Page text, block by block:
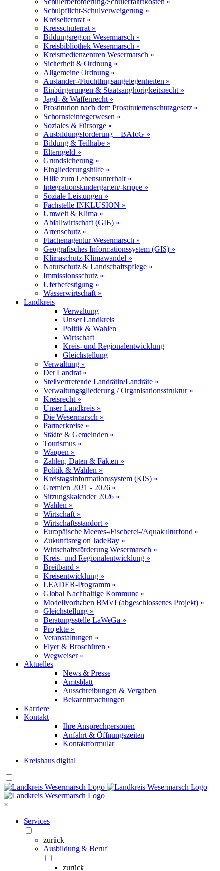
Schülerbeförderung/Schülerfahrtkosten »
Schulpflicht-Schulverweigerung »
Kreiselternrat »
Kreisschülerrat »
Bildungsregion Wesermarsch »
Kreisbibliothek Wesermarsch »
Kreismedienzentren Wesermarsch »
Sicherheit & Ordnung »
Allgemeine Ordnung »
Ausländer-/Flüchtlingsangelegenheiten »
Einbürgerungen & Staatsanghörigkeitsrecht »
Jagd- & Waffenrecht »
Prostitution nach dem Prostituiertenschutzgesetz »
Schornsteinfegerwesen »
Soziales & Fürsorge »
Ausbildungsförderung – BAföG »
Bildung & Teilhabe »
Elterngeld »
Grundsicherung »
Eingliederungshilfe »
Hilfe zum Lebensunterhalt »
Integrationskindergarten/-krippe »
Soziale Leistungen »
Fachstelle INKLUSION »
Umwelt & Klima »
Abfallwirtschaft (GIB) »
Artenschutz »
Flächenagentur Wesermarsch »
Geografisches Informationssystem (GIS) »
Klimaschutz-Klimawandel »
Naturschutz & Landschaftspflege »
Immissionsschutz »
Uferbefestigung »
Wasserwirtschaft »
Landkreis
Verwaltung
Unser Landkreis
Politik & Wahlen
Wirtschaft
Kreis- und Regionalentwicklung
Gleichstellung
Verwaltung »
Der Landrat »
Stellvertretende Landrätin/Landräte »
Verwaltungsgliederung / Organisationsstruktur »
Kreisrecht »
Unser Landkreis »
Die Wesermarsch »
Partnerkreise »
Städte & Gemeinden »
Tourismus »
Wappen »
Zahlen, Daten & Fakten »
Politik & Wahlen »
Kreistagsinformationssystem (KIS) »
Gremien 2021 - 2026 »
Sitzungskalender 2026 »
Wahlen »
Wirtschaft »
Wirtschaftsstandort »
Europäische Meeres-/Fischerei-/Aquakulturfond »
Zukunftsregion JadeBay »
Wirtschaftsförderung Wesermarsch »
Kreis- und Regionalentwicklung »
Breitband »
Kreisentwicklung »
LEADER-Programm »
Global Nachhaltige Kommune »
Modellvorhaben BMVI (abgeschlossenes Projekt) »
Gleichstellung »
Beratungsstelle LaWeGa »
Projekte »
Veranstaltungen »
Flyer & Broschüren »
Wegweiser »
Aktuelles
News & Presse
Amtsblatt
Ausschreibungen & Vergaben
Bekanntmachungen
Karriere
Kontakt
Ihre Ansprechpersonen
Anfahrt & Öffnungszeiten
Kontaktformular
Kreishaus digital
×
Services
zurück
Ausbildung & Beruf
zurück